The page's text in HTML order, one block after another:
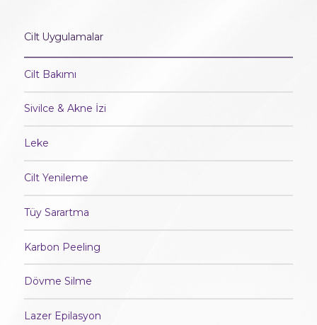
Cilt Uygulamalar
Cilt Bakımı
Sivilce & Akne İzi
Leke
Cilt Yenileme
Tüy Sarartma
Karbon Peeling
Dövme Silme
Lazer Epilasyon